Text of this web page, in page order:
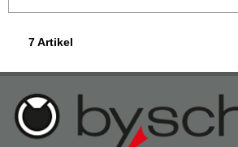
7 Artikel